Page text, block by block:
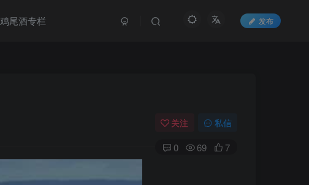
鸡尾酒专栏 发布
关注 私信
0 69 7